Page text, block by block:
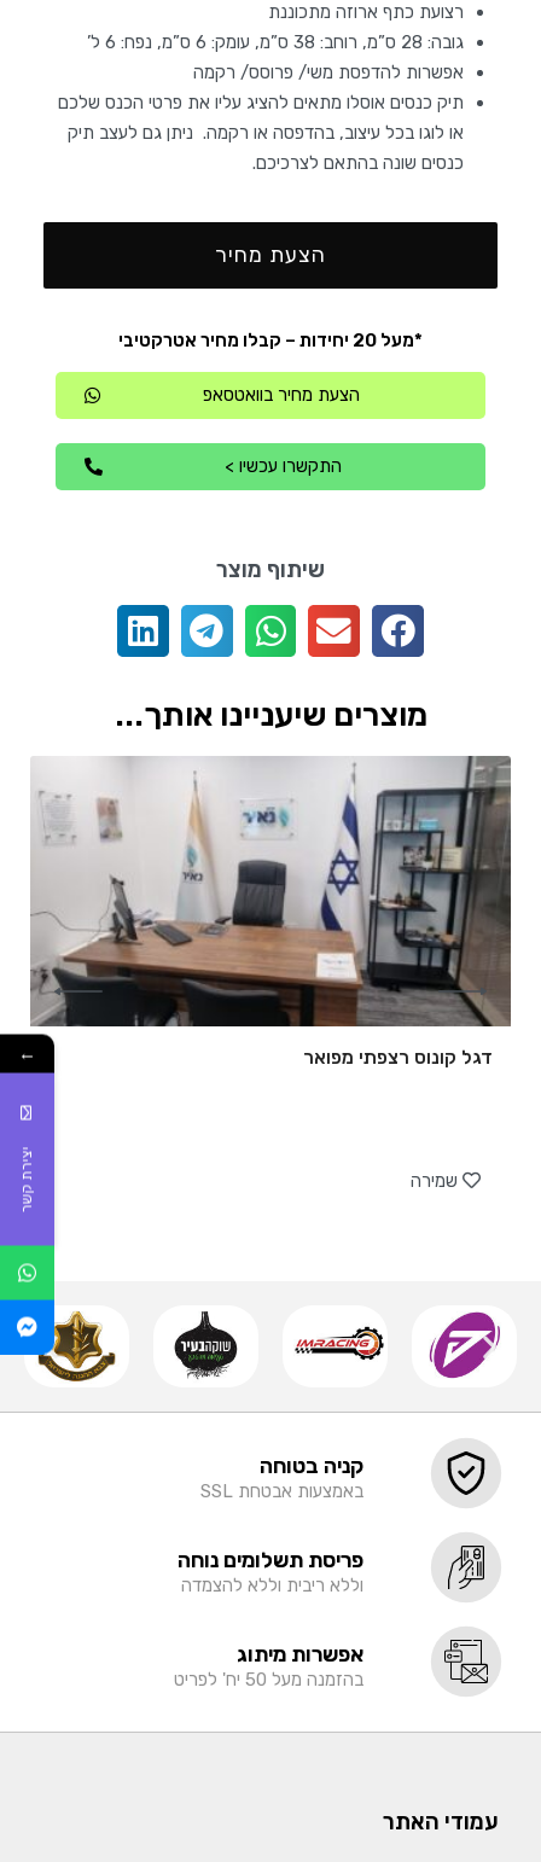
רצועת כתף ארוזה מתכוננת
גובה: 28 ס”מ, רוחב: 38 ס”מ, עומק: 6 ס”מ, נפח: 6 ל’
אפשרות להדפסת משי/ פרוסס/ רקמה
תיק כנסים אוסלו מתאים להציג עליו את פרטי הכנס שלכם
או לוגו בכל עיצוב, בהדפסה או רקמה. ניתן גם לעצב תיק
כנסים שונה בהתאם לצרכיכם.
הצעת מחיר
*מעל 20 יחידות – קבלו מחיר אטרקטיבי
הצעת מחיר בוואטסאפ
התקשרו עכשיו >
שיתוף מוצר
מוצרים שיעניינו אותך...
דגל קונוס רצפתי מפואר
שמירה
קניה בטוחה
באמצעות אבטחת SSL
פריסת תשלומים נוחה
וללא ריבית וללא להצמדה
אפשרות מיתוג
בהזמנה מעל 50 יח' לפריט
עמודי האתר
←
יצירת קשר